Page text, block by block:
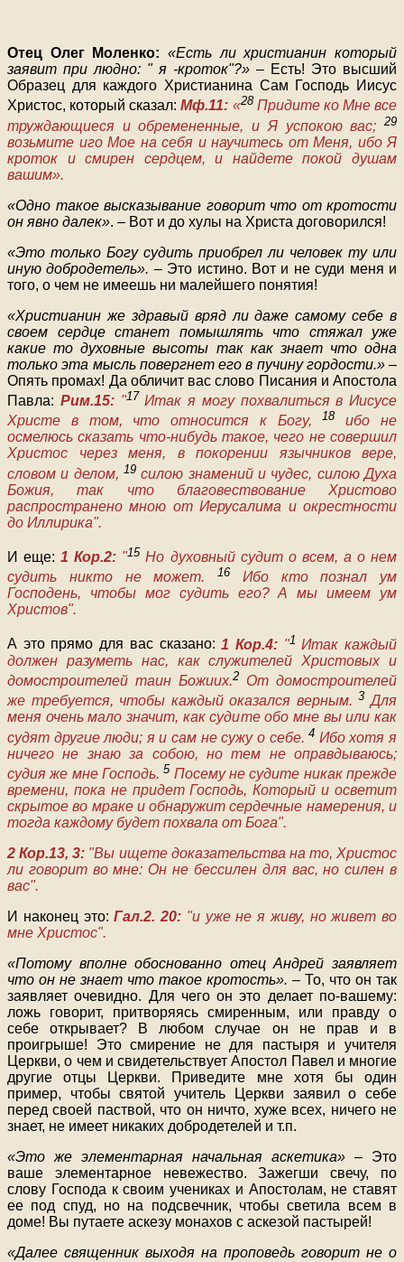
Отец Олег Моленко: «Есть ли христианин который
заявит при людно: " я -кроток"?» – Есть! Это высший
Образец для каждого Христианина Сам Господь Иисус
Христос, который сказал:Мф.11: «28Придите ко Мне все
труждающиеся и обремененные, и Я успокою вас; 29
возьмите иго Мое на себя и научитесь от Меня, ибо Я
кроток и смирен сердцем, и найдете покой душам
вашим».
«Одно такое высказывание говорит что от кротости
он явно далек». – Вот и до хулы на Христа договорился!
«Это только Богу судить приобрел ли человек ту или
иную добродетель». – Это истино. Вот и не суди меня и
того, о чем не имеешь ни малейшего понятия!
«Христианин же здравый вряд ли даже самому себе в
своем сердце станет помышлять что стяжал уже
какие то духовные высоты так как знает что одна
только эта мысль повергнет его в пучину гордости.»–
Опять промах! Да обличит вас слово Писания и Апостола
Павла: Рим.15:"17 Итак я могу похвалиться в Иисусе
Христе в том, что относится к Богу,18 ибо не
осмелюсь сказать что-нибудь такое, чего не совершил
Христос через меня, в покорении язычников вере,
словом и делом, 19 силою знамений и чудес, силою Духа
Божия, так что благовествование Христово
распространено мною от Иерусалима и окрестности
до Иллирика".
И еще:1 Кор.2: "15 Но духовный судит о всем, а о нем
судить никто не может.
16 Ибо кто познал ум
Господень, чтобы мог судить его? А мы имеем ум
Христов".
А это прямо для вас сказано:1 Кор.4:"1 Итак каждый
должен разуметь нас, как служителей Христовых и
домостроителей таин Божиих.2 От домостроителей
же требуется, чтобы каждый оказался верным.3 Для
меня очень мало значит, как судите обо мне вы или как
судят другие люди; я и сам не сужу о себе.4 Ибо хотя я
ничего не знаю за собою, но тем не оправдываюсь;
судия же мне Господь.5 Посему не судите никак прежде
времени, пока не придет Господь, Который и осветит
скрытое во мраке и обнаружит сердечные намерения, и
тогда каждому будет похвала от Бога".
2 Кор.13, 3: "Вы ищете доказательства на то, Христос
ли говорит во мне: Он не бессилен для вас, но силен в
вас".
И наконец это:Гал.2. 20: "и уже не я живу, но живет во
мне Христос".
«Потому вполне обоснованно отец Андрей заявляет
что он не знает что такое кротость». – То, что он так
заявляет очевидно. Для чего он это делает по-вашему:
ложь говорит, притворяясь смиренным, или правду о
себе открывает? В любом случае он не прав и в
проигрыше! Это смирение не для пастыря и учителя
Церкви, о чем и свидетельствует Апостол Павел и многие
другие отцы Церкви. Приведите мне хотя бы один
пример, чтобы святой учитель Церкви заявил о себе
перед своей паствой, что он ничто, хуже всех, ничего не
знает, не имеет никаких добродетелей и т.п.
«Это же элементарная начальная аскетика» – Это
ваше элементарное невежество. Зажегши свечу, по
слову Господа к своим учениках и Апостолам, не ставят
ее под спуд, но на подсвечник, чтобы светила всем в
доме! Вы путаете аскезу монахов с аскезой пастырей!
«Далее священник выходя на проповедь говорит не о